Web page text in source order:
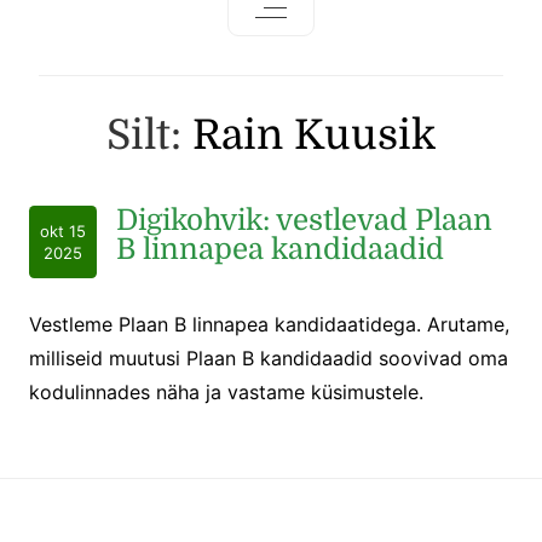
Silt: Rain Kuusik
okt 15
2025
Digikohvik: vestlevad Plaan
B linnapea kandidaadid
Vestleme Plaan B linnapea kandidaatidega. Arutame,
milliseid muutusi Plaan B kandidaadid soovivad oma
kodulinnades näha ja vastame küsimustele.